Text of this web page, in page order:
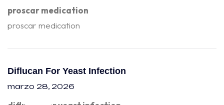
proscar medication
proscar medication
Diflucan For Yeast Infection
marzo 28, 2026